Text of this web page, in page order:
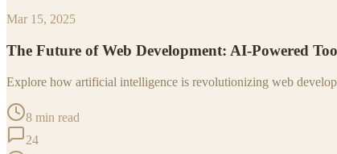
Mar 15, 2025
The Future of Web Development: AI-Powered
Explore how artificial intelligence is revolutionizing web
8 min read
24